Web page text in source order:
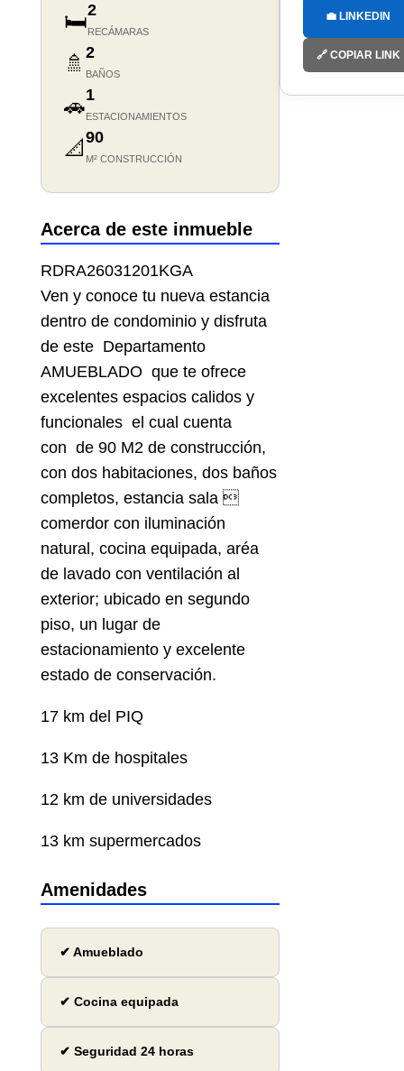
🛏️2
RECÁMARAS
🚿 2
BAÑOS
🚗1
ESTACIONAMIENTOS
📐 90
M² CONSTRUCCIÓN
Acerca de este inmueble
RDRA26031201KGA
Ven y conoce tu nueva estancia
dentro de condominio y disfruta
de este Departamento
AMUEBLADO que te ofrece
excelentes espacios calidos y
funcionales el cual cuenta
con de 90 M2 de construcción,
con dos habitaciones, dos baños
completos, estancia sala 
comerdor con iluminación
natural, cocina equipada, aréa
de lavado con ventilación al
exterior; ubicado en segundo
piso, un lugar de
estacionamiento y excelente
estado de conservación.
17 km del PIQ
13 Km de hospitales
12 km de universidades
13 km supermercados
Amenidades
✔ Amueblado
✔ Cocina equipada
✔ Seguridad 24 horas
💼 LINKEDIN
🔗 COPIAR LINK